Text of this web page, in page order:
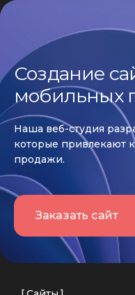
Создание
мобильных
Наша веб-студия
которые привлекают
продажи.
Заказать сайт